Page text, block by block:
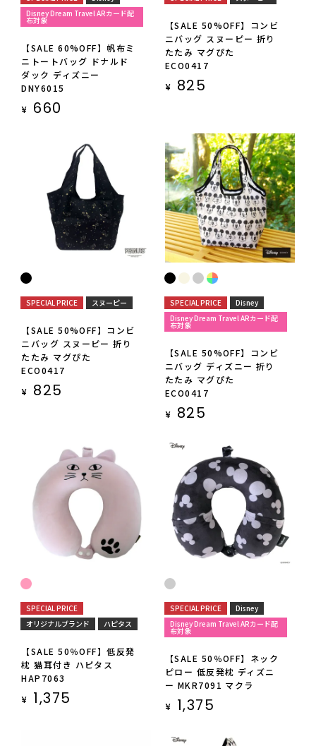
Disney Dream Travel ARカード配
布対象
【SALE 60%OFF】帆布ミ
ニトートバッグ ドナルド
ダック ディズニー
DNY6015
¥ 660
【SALE 50%OFF】コンビ
ニバッグ スヌーピー 折り
たたみ マグぴた
ECO0417
¥ 825
SPECIAL PRICE スヌーピー
【SALE 50%OFF】コンビ
ニバッグ スヌーピー 折り
たたみ マグぴた
ECO0417
¥ 825
SPECIAL PRICE
Disney
Disney Dream Travel ARカード配
布対象
【SALE 50%OFF】コンビ
ニバッグ ディズニー 折り
たたみ マグぴた
ECO0417
¥ 825
SPECIAL PRICE
オリジナルブランド
ハピタス
【SALE 50％OFF】低反発
枕 猫耳付き ハピタス
HAP7063
¥ 1,375
SPECIAL PRICE
Disney
Disney Dream Travel ARカード配
布対象
【SALE 50％OFF】ネック
ピロー 低反発枕 ディズニ
ー MKR7091 マクラ
¥ 1,375